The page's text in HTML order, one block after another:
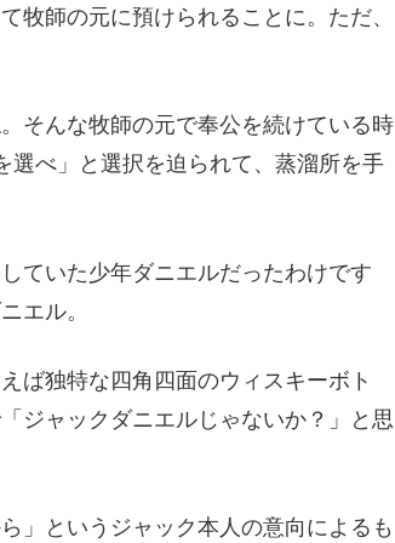
牧師の元に預けられることに。ただ、
そんな牧師の元で奉公を続けている時
選べ」と選択を迫られて、蒸溜所を手
ていた少年ダニエルだったわけです
エル。
ば独特な四角四面のウィスキーボト
ジャックダニエルじゃないか？」と思
」というジャック本人の意向によるも